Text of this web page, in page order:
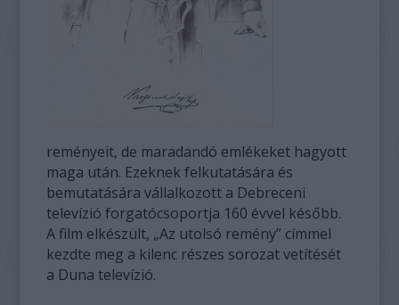
reményeit, de maradandó emlékeket hagyott
maga után. Ezeknek felkutatására és
bemutatására vállalkozott a Debreceni
televízió forgatócsoportja 160 évvel később.
A film elkészült, „Az utolsó remény” címmel
kezdte meg a kilenc részes sorozat vetítését
a Duna televízió.